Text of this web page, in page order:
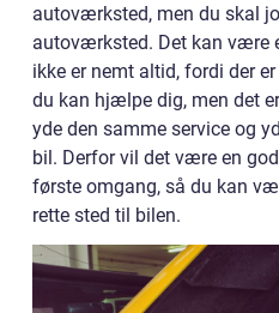
autoværksted, men du skal
autoværksted. Det kan være
ikke er nemt altid, fordi der
du kan hjælpe dig, men det
yde den samme service og
bil. Derfor vil det være en
første omgang, så du kan
rette sted til bilen.